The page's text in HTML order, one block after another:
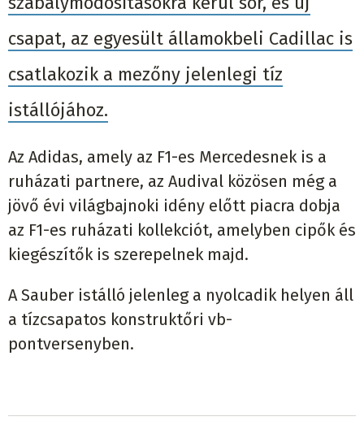
csapat, az egyesült államokbeli Cadillac is
csatlakozik a mezőny jelenlegi tíz
istállójához.
Az Adidas, amely az F1-es Mercedesnek is a
ruházati partnere, az Audival közösen még a
jövő évi világbajnoki idény előtt piacra dobja
az F1-es ruházati kollekciót, amelyben cipők és
kiegészítők is szerepelnek majd.
A Sauber istálló jelenleg a nyolcadik helyen áll
a tízcsapatos konstruktőri vb-
pontversenyben.